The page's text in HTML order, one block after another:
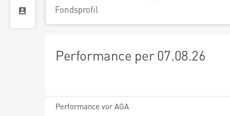
Fondsprofil
Performance per 07.08.26
Performance vor AGA